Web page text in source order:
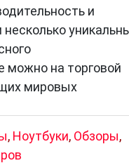
и
можно на торговой
мировых
, Ноутбуки, Обзоры,